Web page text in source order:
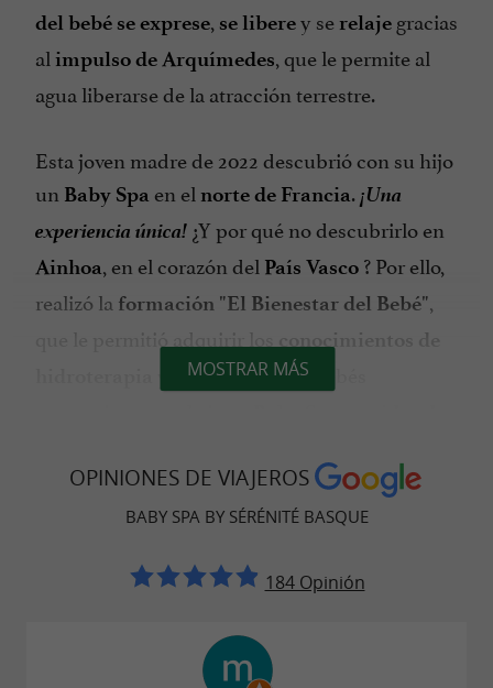
del bebé se exprese, se liberey se relaje gracias
al impulso de Arquímedes, que le permite al
agua liberarse de la atracción terrestre.
Esta joven madre de 2022 descubrió con su hijo
un Baby Spa en el norte de Francia.¡Una
experiencia única! ¿Y por qué no descubrirlo en
Ainhoa, en el corazón del País Vasco ? Por ello,
realizó la formación "El Bienestar del Bebé",
conocimientos de
seguridadpara bebés
Para que quede constancia, fueLaura
primer Baby Spa enInglaterra,cerca de
MOSTRAR MÁS
OPINIONES DE VIAJEROS
BABY SPA BY SÉRÉNITÉ BASQUE
184 Opinión